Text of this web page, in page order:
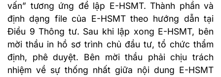
vấn” tương ứng để lập E-HSMT. Thành phần và
định dạng file của E-HSMT theo hướng dẫn tại
Điều 9 Thông tư. Sau khi lập xong E-HSMT, bên
mời thầu in hồ sơ trình chủ đầu tư, tổ chức thẩm
định, phê duyệt. Bên mời thầu phải chịu trách
nhiệm về sự thống nhất giữa nội dung E-HSMT